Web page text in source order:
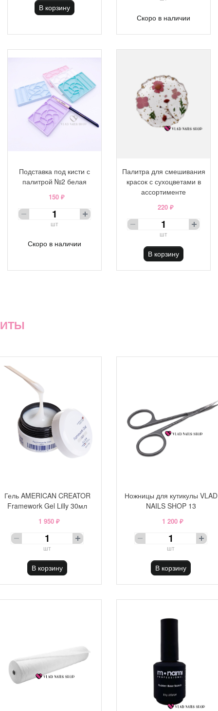
В корзину
Скоро в наличии
Подставка под кисти с
палитрой №2 белая
150 ₽
шт
Скоро в наличии
Палитра для смешивания
красок с сухоцветами в
ассортименте
220 ₽
шт
В корзину
Гель AMERICAN CREATOR
Framework Gel Lilly 30мл
1 950 ₽
шт
В корзину
Ножницы для кутикулы VLAD
NAILS SHOP 13
1 200 ₽
шт
В корзину